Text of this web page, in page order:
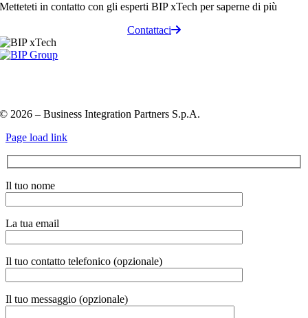
Metteteti in contatto con gli esperti BIP xTech per saperne di più
Contattaci
© 2026 – Business Integration Partners S.p.A.
Page load link
Il tuo nome
La tua email
Il tuo contatto telefonico (opzionale)
Il tuo messaggio (opzionale)